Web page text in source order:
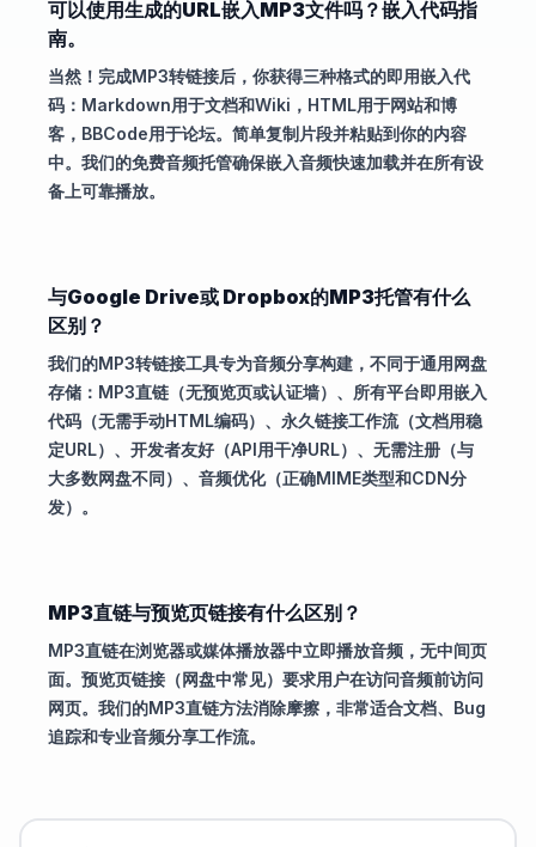
可以使用生成的URL嵌入MP3文件吗？嵌入代码指
南。
当然！完成MP3转链接后，你获得三种格式的即用嵌入代
码：Markdown用于文档和Wiki，HTML用于网站和博
客，BBCode用于论坛。简单复制片段并粘贴到你的内容
中。我们的免费音频托管确保嵌入音频快速加载并在所有设
备上可靠播放。
与Google Drive或 Dropbox的MP3托管有什么
区别？
我们的MP3转链接工具专为音频分享构建，不同于通用网盘
存储：MP3直链（无预览页或认证墙）、所有平台即用嵌入
代码（无需手动HTML编码）、永久链接工作流（文档用稳
定URL）、开发者友好（API用干净URL）、无需注册（与
大多数网盘不同）、音频优化（正确MIME类型和CDN分
发）。
MP3直链与预览页链接有什么区别？
MP3直链在浏览器或媒体播放器中立即播放音频，无中间页
面。预览页链接（网盘中常见）要求用户在访问音频前访问
网页。我们的MP3直链方法消除摩擦，非常适合文档、Bug
追踪和专业音频分享工作流。